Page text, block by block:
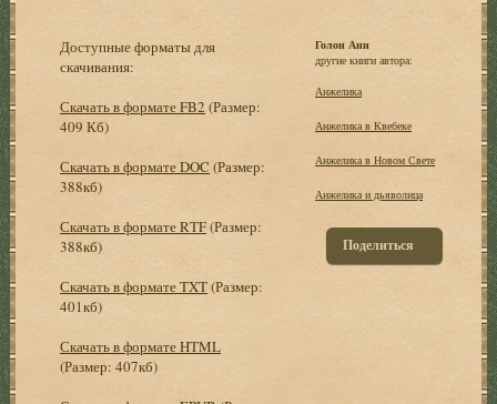
Доступные форматы для
скачивания:
Скачать в формате FB2 (Размер:
409 Кб)
Скачать в формате DOC (Размер:
388кб)
Скачать в формате RTF(Размер:
388кб)
Скачать в формате TXT(Размер:
401кб)
Скачать в формате HTML
(Размер: 407кб)
Голон Анн
другие книги автора:
Анжелика
Анжелика в Квебеке
Анжелика в Новом Свете
Анжелика и дьяволица
Поделиться